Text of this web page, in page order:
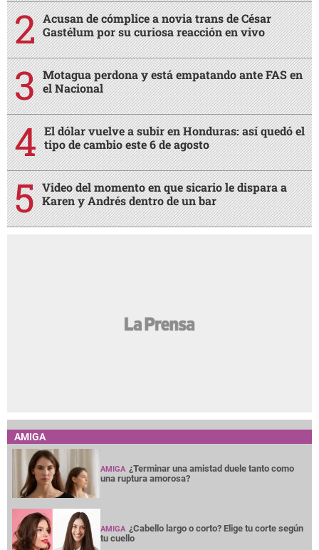
Acusan de cómplice a novia trans de César
Gastélum por su curiosa reacción en vivo
Motagua perdona y está empatando ante FAS en
el Nacional
El dólar vuelve a subir en Honduras: así quedó el
tipo de cambio este 6 de agosto
Video del momento en que sicario le dispara a
Karen y Andrés dentro de un bar
AMIGA
AMIGA ¿Terminar una amistad duele tanto como
una ruptura amorosa?
AMIGA ¿Cabello largo o corto? Elige tu corte según
tu cuello